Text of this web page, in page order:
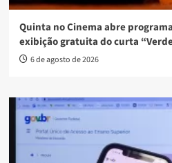
Quinta no Cinema abre
exibição gratuita do curta
6 de agosto de 2026